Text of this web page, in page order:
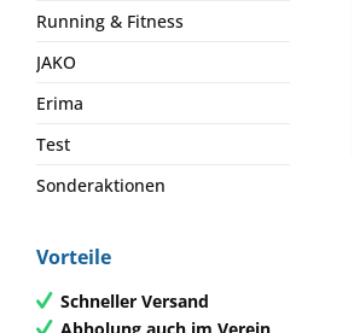
Running & Fitness
JAKO
Erima
Test
Sonderaktionen
Vorteile
Schneller Versand
Abholung auch im Verein